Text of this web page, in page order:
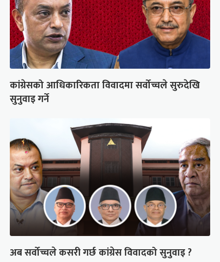
कांग्रेसको आधिकारिकता विवादमा सर्वोच्चले सुरुदेखि
सुनुवाइ गर्ने
अब सर्वोच्चले कसरी गर्छ कांग्रेस विवादको सुनुवाइ ?